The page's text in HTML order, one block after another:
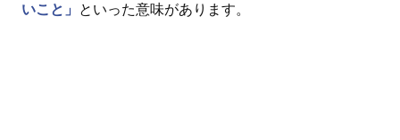
いこと」
といった意味があります。